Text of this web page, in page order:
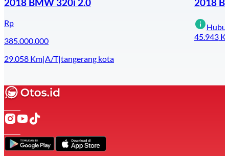
2018 BMW 320i 2.0
Rp
385.000.000
29.058 Km|A/T|tangerang kota
2018
45.943